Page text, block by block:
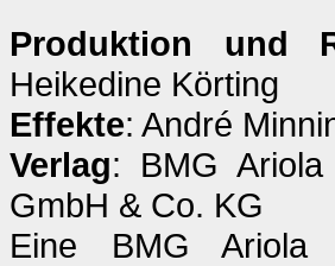
Produktion und
Heikedine Körting
Effekte: André
Verlag: BMG Ariola
GmbH & Co. KG
Eine BMG Ariola